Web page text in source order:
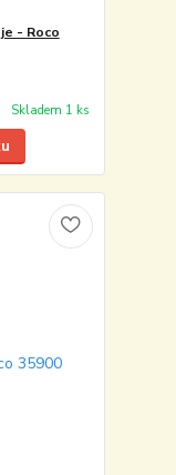
- Roco
Skladem 1 ks